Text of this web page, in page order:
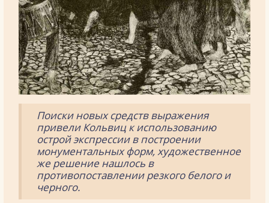
Поиски новых средств выражения
привели Кольвиц к использованию
острой экспрессии в построении
монументальных форм, художественное
же решение нашлось в
противопоставлении резкого белого и
черного.